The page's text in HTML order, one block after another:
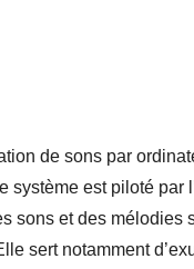
de sons par
système est piloté
sons et des mélodies
sert notamment